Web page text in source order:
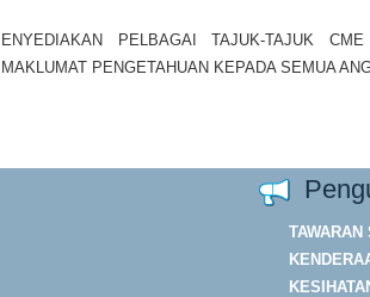
PELBAGAI TAJUK-TAJUK
PENGETAHUAN KEPADA SEMUA